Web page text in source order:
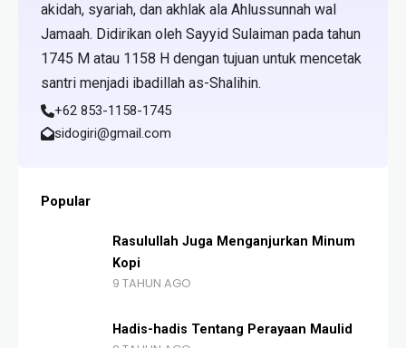
akidah, syariah, dan akhlak ala Ahlussunnah wal
Jamaah. Didirikan oleh Sayyid Sulaiman pada tahun
1745 M atau 1158 H dengan tujuan untuk mencetak
santri menjadi ibadillah as-Shalihin.
+62 853-1158-1745
sidogiri@gmail.com
Popular
Rasulullah Juga Menganjurkan Minum
Kopi
9 TAHUN AGO
Hadis-hadis Tentang Perayaan Maulid